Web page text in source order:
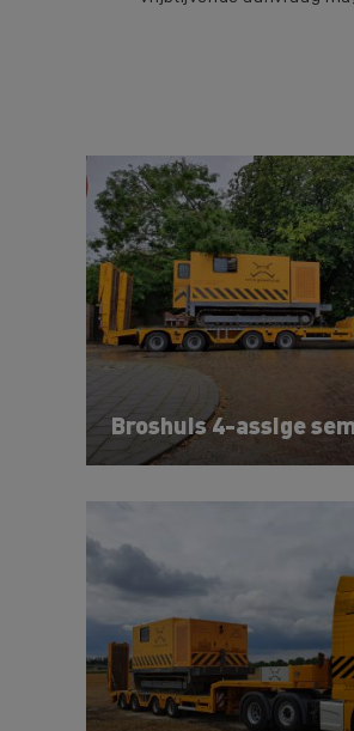
Broshuis 4-assige